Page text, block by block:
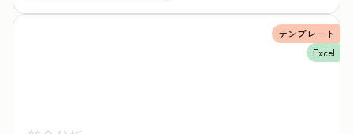
テンプレート
Excel